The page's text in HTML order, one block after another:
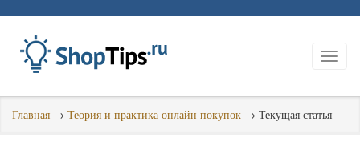
Главная → Теория и практика онлайн покупок → Текущая статья